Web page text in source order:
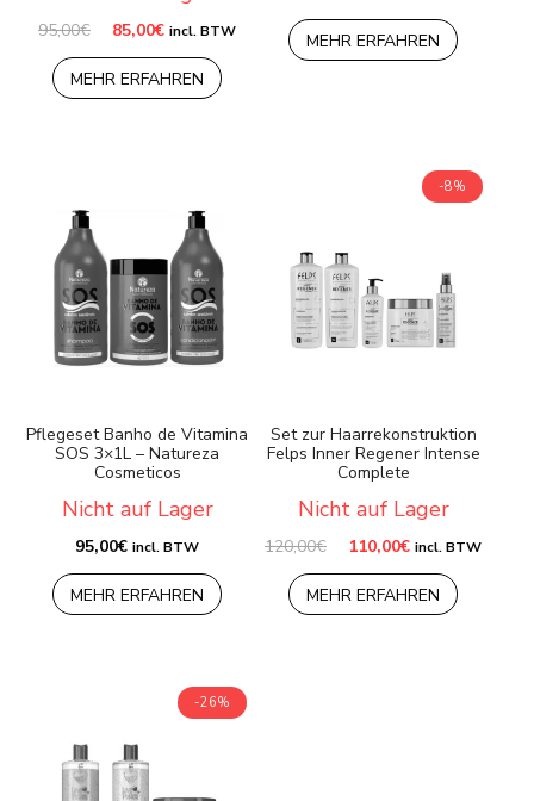
95,00€ Ursprünglicher
war:
95,00€
85,00€Aktueller
ist:
85,00€.
incl. BTW
MEHR ERFAHREN
war:
70,00€
ist:
55,00€.
MEHR ERFAHREN
Pflegeset Banho de Vitamina
SOS 3×1L – Natureza
Cosmeticos
Nicht auf Lager
95,00€ incl. BTW
MEHR ERFAHREN
-8%
Set zur Haarrekonstruktion
Felps Inner Regener Intense
Complete
Nicht auf Lager
120,00€ Ursprünglicher
war:
120,00€
110,00€Aktueller
ist:
110,00€.
incl. BTW
MEHR ERFAHREN
-26%